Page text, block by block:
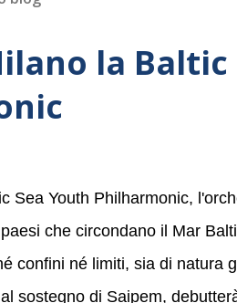
la Baltic
Sea Youth Philharmonic,
che circondano il Mar
confini né limiti, sia di natura
sostegno di Saipem,